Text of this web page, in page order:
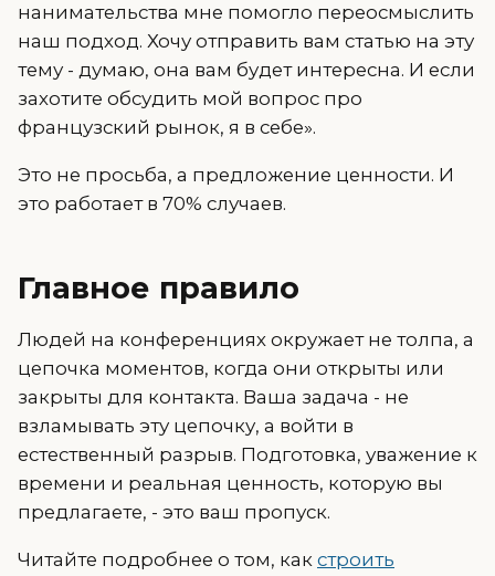
нанимательства мне помогло переосмыслить
наш подход. Хочу отправить вам статью на эту
тему - думаю, она вам будет интересна. И если
захотите обсудить мой вопрос про
французский рынок, я в себе».
Это не просьба, а предложение ценности. И
это работает в 70% случаев.
Главное правило
Людей на конференциях окружает не толпа, а
цепочка моментов, когда они открыты или
закрыты для контакта. Ваша задача - не
взламывать эту цепочку, а войти в
естественный разрыв. Подготовка, уважение к
времени и реальная ценность, которую вы
предлагаете, - это ваш пропуск.
Читайте подробнее о том, как строить